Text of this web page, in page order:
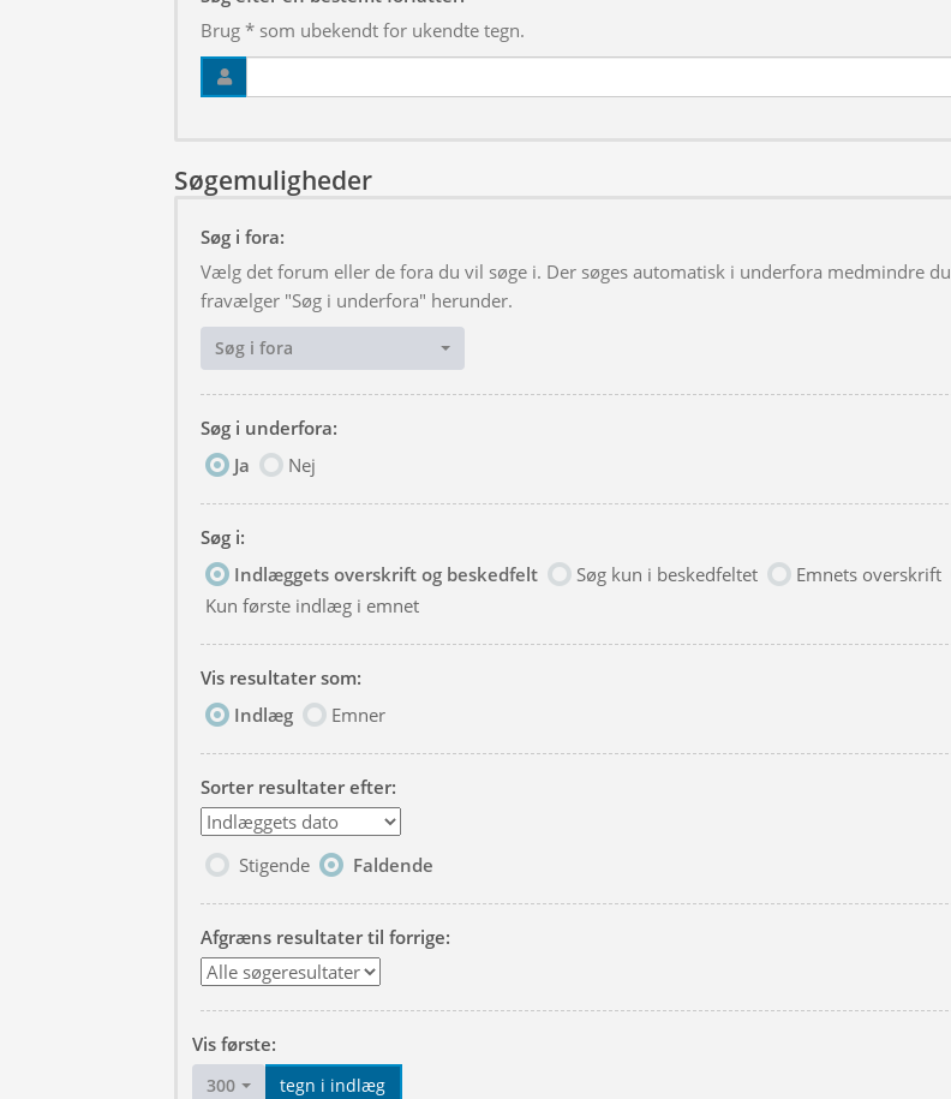
Brug * som ubekendt for ukendte tegn.
Søgemuligheder
Søg i fora:
Vælg det forum eller de fora du vil søge i. Der søges automatisk i underfora medmindre du
fravælger "Søg i underfora" herunder.
Søg i fora
Søg i underfora:
Ja
Nej
Søg i:
Indlæggets overskrift og beskedfelt
Søg kun i beskedfeltet
Emnets overskrift
Kun første indlæg i emnet
Vis resultater som:
Indlæg
Emner
Sorter resultater efter:
Stigende Faldende
Afgræns resultater til forrige:
Vis første:
300 tegn i indlæg